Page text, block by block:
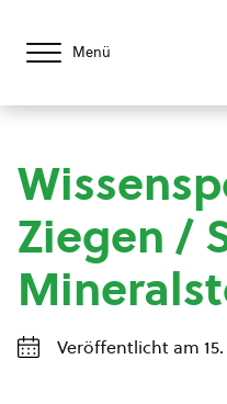
Menü
Ziegen /
Veröffentlicht am